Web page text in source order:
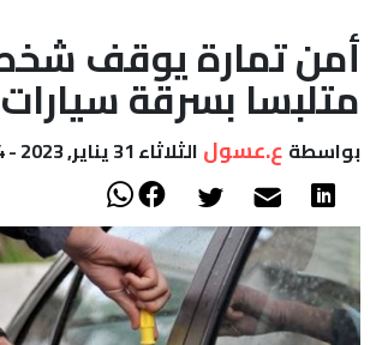
أعمدة
الصحراء
أمن تمارة يوقف
متلبسا بسرقة سيارات
بواسطة ع.عسول الثلاثاء 31 يناير, 2023 - 11:54